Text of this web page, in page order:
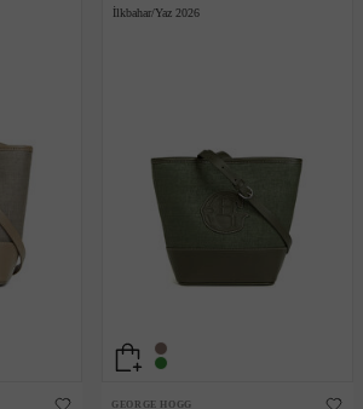
İlkbahar/Yaz 2026
GEORGE HOGG